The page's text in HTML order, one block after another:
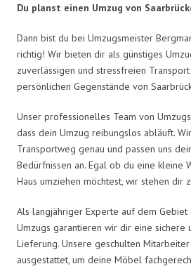
Du planst einen Umzug von
Dann bist du bei Umzugsmeister
richtig! Wir bieten dir als günstiges
zuverlässigen und stressfreien
persönlichen Gegenstände von
Unser professionelles Team von
dass dein Umzug reibungslos abläuft.
Transportweg genau und passen uns
Bedürfnissen an. Egal ob du eine kleine
Haus umziehen möchtest, wir stehen dir
Als langjähriger Experte auf dem Gebiet
Umzugs garantieren wir dir eine sichere
Lieferung. Unsere geschulten
ausgestattet, um deine Möbel